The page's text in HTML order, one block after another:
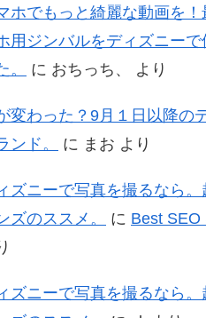
ホでもっと綺麗な動画を！
用ジンバルをディズニーで
。
に おちっち、 より
変わった？9月１日以降の
ンド。
に まお より
ズニーで写真を撮るなら。
ズのススメ。
に Best SEO
ズニーで写真を撮るなら。